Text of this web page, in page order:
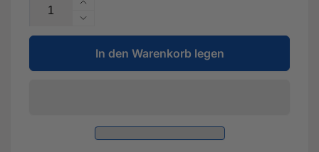
Erhöhe
die
Menge
für
Gelenkschutzhülle
5Q0
498
Verringere
die
Menge
für
5Q0
In den Warenkorb legen